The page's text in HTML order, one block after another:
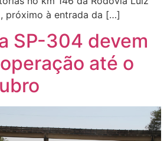
próximo à entrada da […]
SP-304 devem
até o